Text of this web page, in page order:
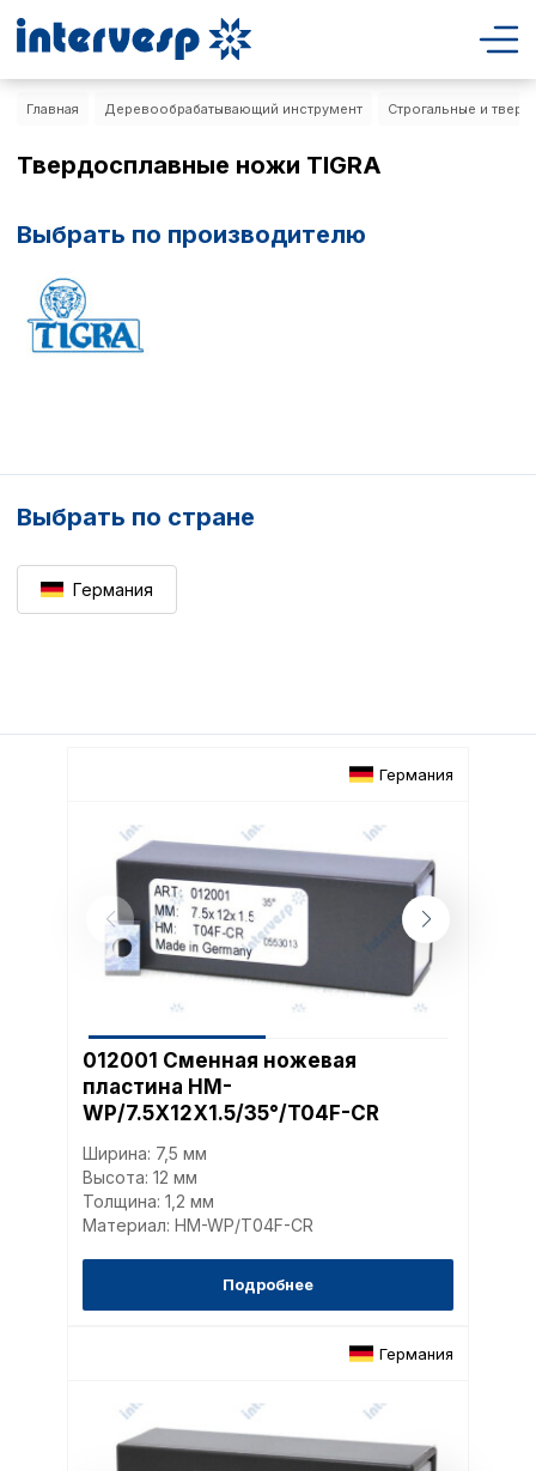
Главная Деревообрабатывающий инструмент Строгальные и
Твердосплавные ножи TIGRA
Выбрать по производителю
Выбрать по стране
Германия
Германия
012001 Сменная ножевая
пластина HM-
WP/7.5X12X1.5/35°/T04F-CR
Ширина: 7,5 мм
Высота: 12 мм
Толщина: 1,2 мм
Материал: HM-WP/T04F-CR
Подробнее
Германия